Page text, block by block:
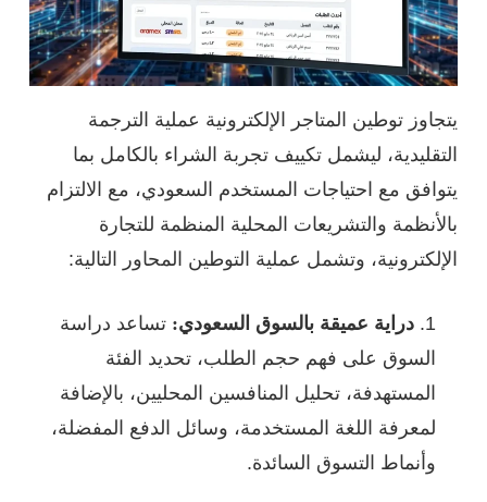
يتجاوز توطين المتاجر الإلكترونية عملية الترجمة
التقليدية، ليشمل تكييف تجربة الشراء بالكامل بما
يتوافق مع احتياجات المستخدم السعودي، مع الالتزام
بالأنظمة والتشريعات المحلية المنظمة للتجارة
الإلكترونية، وتشمل عملية التوطين المحاور التالية:
دراية عميقة بالسوق السعودي: تساعد دراسة
السوق على فهم حجم الطلب، تحديد الفئة
المستهدفة، تحليل المنافسين المحليين، بالإضافة
لمعرفة اللغة المستخدمة، وسائل الدفع المفضلة،
وأنماط التسوق السائدة.